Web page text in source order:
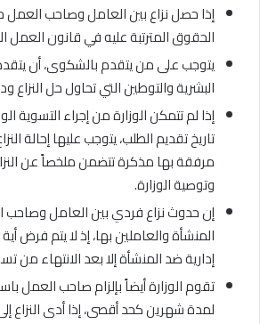
إذا حصل نزاع بين العامل وصاحب
الحقوق المترتبة عليه في قانون العمل
يتوجب على من يتقدم بالشكوى، أن يتقدم
البشرية والتوطين التي تحاول حل النزاع
تاريخ تقديم الطلب، يتوجب عليها إحالة
مرفقة بها مذكرة تتضمن ملخصاً عن
وتوصية الوزارة.
إن حدوث نزاع فردي بين العامل وصاحب
المنشأة والعاملين بها، إذ لا يتم فرض
إدارية ضد المنشأة إلا بعد الانتهاء من
تقوم الوزارة أيضاً بإلزام صاحب العمل
لمدة شهرين كحد أقصى، إذا أدى النزاع